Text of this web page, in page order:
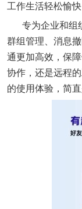
工作生活轻松愉快
专为企业和组
群组管理、消息
通更加高效，保
协作，还是远程
的使用体验，简